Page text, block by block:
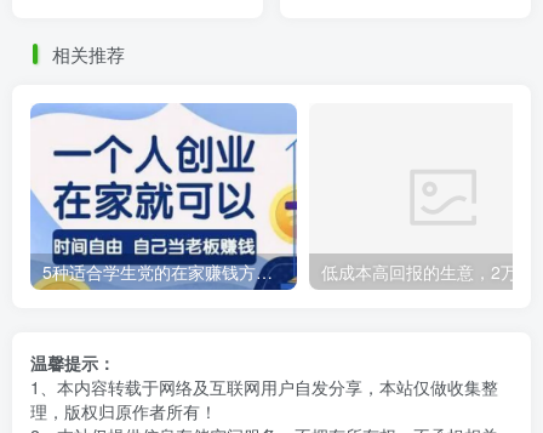
相关推荐
5种适合学生党的在家赚钱方法，轻松实现财务自由！
温馨提示：
1、本内容转载于网络及互联网用户自发分享，本站仅做收集整
理，版权归原作者所有！